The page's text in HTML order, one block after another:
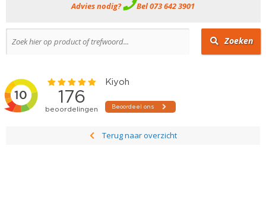
Advies nodig? Bel 073 642 3901
Zoeken
Terug naar overzicht